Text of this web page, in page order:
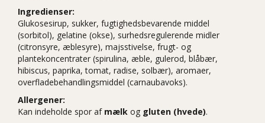
Ingredienser:
Glukosesirup, sukker, fugtighedsbevarende middel
(sorbitol), gelatine (okse), surhedsregulerende midler
(citronsyre, æblesyre), majsstivelse, frugt- og
plantekoncentrater (spirulina, æble, gulerod, blåbær,
hibiscus, paprika, tomat, radise, solbær), aromaer,
overfladebehandlingsmiddel (carnaubavoks).
Allergener:
Kan indeholde spor af mælk og gluten (hvede).